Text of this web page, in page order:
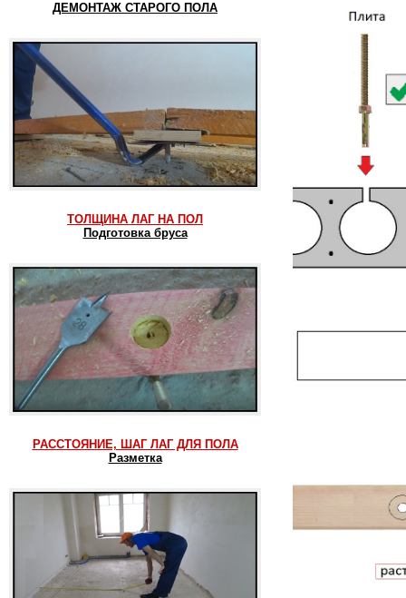
ДЕМОНТАЖ СТАРОГО ПОЛА
ТОЛЩИНА ЛАГ НА ПОЛ
Подготовка бруса
РАССТОЯНИЕ, ШАГ ЛАГ ДЛЯ ПОЛА
Разметка